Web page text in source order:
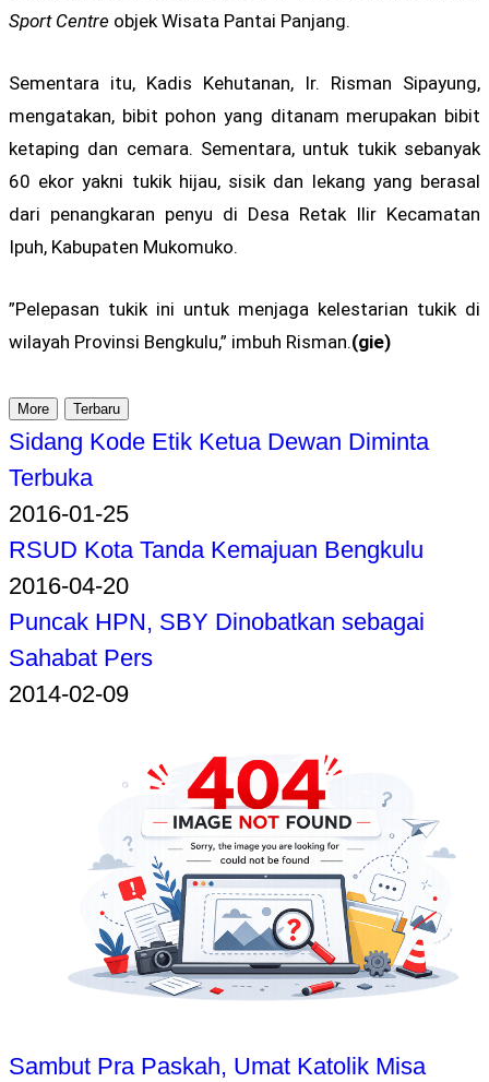
Sport Centre objek Wisata Pantai Panjang.
Sementara itu, Kadis Kehutanan, Ir. Risman Sipayung,
mengatakan, bibit pohon yang ditanam merupakan bibit
ketaping dan cemara. Sementara, untuk tukik sebanyak
60 ekor yakni tukik hijau, sisik dan lekang yang berasal
dari penangkaran penyu di Desa Retak Ilir Kecamatan
Ipuh, Kabupaten Mukomuko.
”Pelepasan tukik ini untuk menjaga kelestarian tukik di
wilayah Provinsi Bengkulu,” imbuh Risman.(gie)
More Terbaru
Sidang Kode Etik Ketua Dewan Diminta
Terbuka
2016-01-25
RSUD Kota Tanda Kemajuan Bengkulu
2016-04-20
Puncak HPN, SBY Dinobatkan sebagai
Sahabat Pers
2014-02-09
Sambut Pra Paskah, Umat Katolik Misa